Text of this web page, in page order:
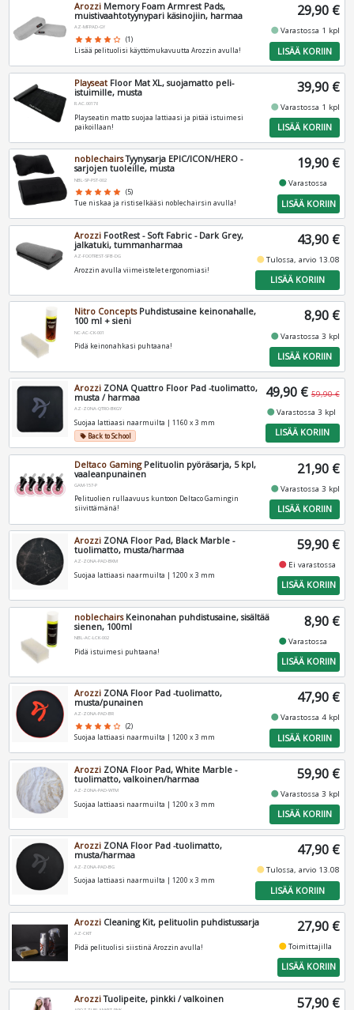
Arozzi Memory Foam Armrest Pads,
muistivaahtotyynypari käsinojiin, harmaa
AZ-MFPAD-GY
star star star star star_border (1)
Lisää pelituolisi käyttömukavuutta Arozzin avulla!
29,90 €
fiber_manual_recordVarastossa 1 kpl
LISÄÄ KORIIN
Playseat Floor Mat XL, suojamatto peli-
istuimille, musta
R.AC.00178
Playseatin matto suojaa lattiaasi ja pitää istuimesi
paikoillaan!
39,90 €
fiber_manual_recordVarastossa 1 kpl
LISÄÄ KORIIN
noblechairsTyynysarja EPIC/ICON/HERO -
sarjojen tuoleille, musta
NBL-SP-PST-002
star star star star star (5)
Tue niskaa ja ristiselkääsi noblechairsin avulla!
19,90 €
fiber_manual_recordVarastossa
LISÄÄ KORIIN
Arozzi FootRest - Soft Fabric - Dark Grey,
jalkatuki, tummanharmaa
AZ-FOOTREST-SFB-DG
Arozzin avulla viimeistelet ergonomiasi!
43,90 €
fiber_manual_recordTulossa, arvio 13.08
LISÄÄ KORIIN
Nitro ConceptsPuhdistusaine keinonahalle,
100 ml + sieni
NC-AC-CK-001
Pidä keinonahkasi puhtaana!
8,90 €
fiber_manual_recordVarastossa 3 kpl
LISÄÄ KORIIN
Arozzi ZONA Quattro Floor Pad -tuolimatto,
musta / harmaa
AZ-ZONA-QTRO-BKGY
Suojaa lattiaasi naarmuilta | 1160 x 3 mm
local_offerBack to School
49,90 € 59,90 €
fiber_manual_recordVarastossa 3 kpl
LISÄÄ KORIIN
Deltaco GamingPelituolin pyöräsarja, 5 kpl,
vaaleanpunainen
GAM-157-P
Pelituolien rullaavuus kuntoon Deltaco Gamingin
siivittämänä!
21,90 €
fiber_manual_recordVarastossa 3 kpl
LISÄÄ KORIIN
Arozzi ZONA Floor Pad, Black Marble -
tuolimatto, musta/harmaa
AZ-ZONA-PAD-BKM
Suojaa lattiaasi naarmuilta | 1200 x 3 mm
59,90 €
fiber_manual_record Ei varastossa
LISÄÄ KORIIN
noblechairsKeinonahan puhdistusaine, sisältää
sienen, 100ml
NBL-AC-LCK-002
Pidä istuimesi puhtaana!
8,90 €
fiber_manual_recordVarastossa
LISÄÄ KORIIN
Arozzi ZONA Floor Pad -tuolimatto,
musta/punainen
AZ-ZONA-PAD-BR
star star star star star_border (2)
Suojaa lattiaasi naarmuilta | 1200 x 3 mm
47,90 €
fiber_manual_recordVarastossa 4 kpl
LISÄÄ KORIIN
Arozzi ZONA Floor Pad, White Marble -
tuolimatto, valkoinen/harmaa
AZ-ZONA-PAD-WTM
Suojaa lattiaasi naarmuilta | 1200 x 3 mm
59,90 €
fiber_manual_recordVarastossa 3 kpl
LISÄÄ KORIIN
Arozzi ZONA Floor Pad -tuolimatto,
musta/harmaa
AZ-ZONA-PAD-BG
Suojaa lattiaasi naarmuilta | 1200 x 3 mm
47,90 €
fiber_manual_recordTulossa, arvio 13.08
LISÄÄ KORIIN
Arozzi Cleaning Kit, pelituolin puhdistussarja
AZ-CKIT
Pidä pelituolisi siistinä Arozzin avulla!
27,90 €
fiber_manual_recordToimittajilla
LISÄÄ KORIIN
ArozziTuolipeite, pinkki / valkoinen 57,90 €